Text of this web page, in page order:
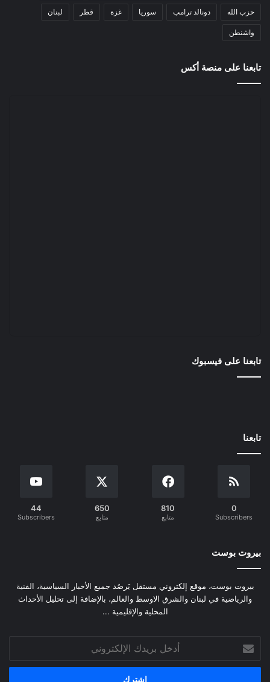
حزب الله دونالد ترامب سوريا غزة قطر لبنان
واشنطن
تابعنا على منصة أكس
تابعنا على فيسبوك
تابعنا
0
Subscribers
810
متابع
650
متابع
44
Subscribers
بيروت بوست
بيروت بوست، موقع إلكتروني مستقل يَرصُد جميع الأخبار السياسية، الفنية
والرياضية في لبنان والشرق الاوسط والعالم، بالإضافة إلى تحليل الأحداث
المحلية والإقليمية ...
بريدك
الإلكتروني